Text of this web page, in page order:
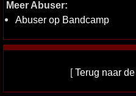
Meer Abuser:
Abuser op Bandcamp
[Terug naar